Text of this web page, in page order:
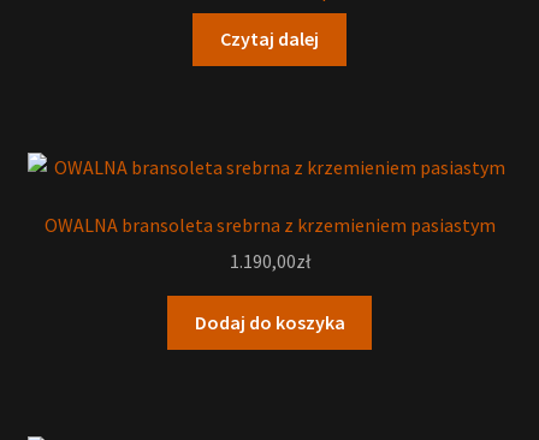
Czytaj dalej
OWALNA bransoleta srebrna z krzemieniem pasiastym
1.190,00zł
Dodaj do koszyka